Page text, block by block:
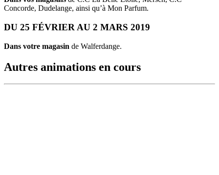
Concorde, Dudelange, ainsi qu’à Mon Parfum.
DU 25 FÉVRIER AU 2 MARS 2019
Dans votre magasin de Walferdange.
Autres animations en cours